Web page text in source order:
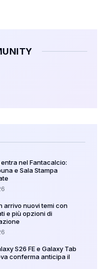
nel Fantacalcio:
e Sala Stampa
arrivo nuovi temi con
e più opzioni di
S26 FE e Galaxy Tab
conferma anticipa il